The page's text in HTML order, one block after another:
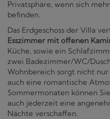
Privatsphäre, wenn sich
befinden.
Das Erdgeschoss der Villa
Esszimmer mit offenen
Küche, sowie ein
zwei Badezimmer/WC/
Wohnbereich sorgt nicht
auch eine romantische
Sommermonaten können
auch jederzeit eine
Nächte verschaffen.